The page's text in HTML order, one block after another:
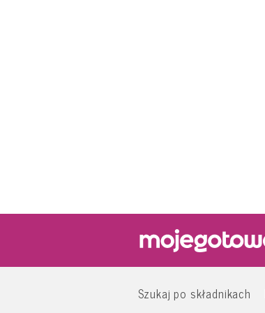
Szukaj po składnikach